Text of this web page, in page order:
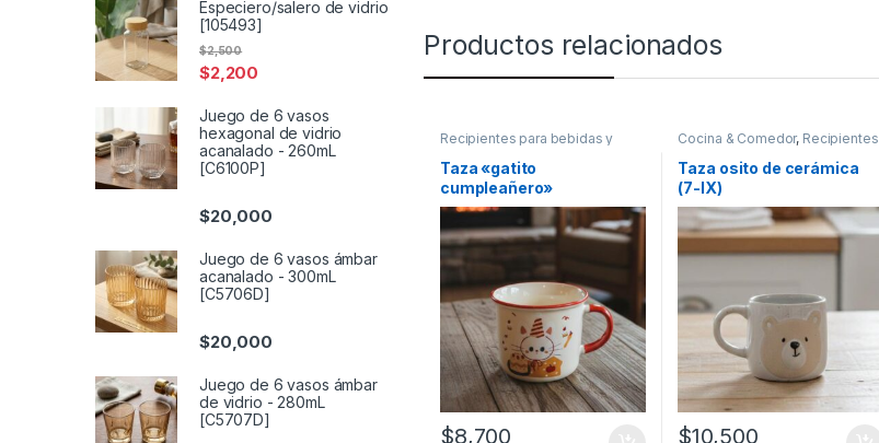
Productos relacionados
Recipientes para bebidas y
Taza «gatito
cumpleañero»
$8,700
Cocina & Comedor, Recipientes
Taza osito de cerámica
(7-IX)
$10,500
Especiero/salero de vidrio
[105493]
$2,200
$2,500
Juego de 6 vasos
hexagonal de vidrio
acanalado - 260mL
[C6100P]
$20,000
Juego de 6 vasos ámbar
acanalado - 300mL
[C5706D]
$20,000
Juego de 6 vasos ámbar
de vidrio - 280mL
[C5707D]